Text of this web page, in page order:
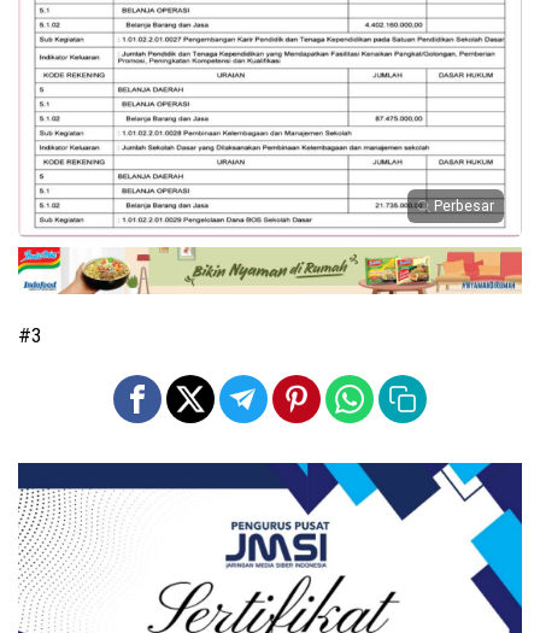
Perbesar
#3